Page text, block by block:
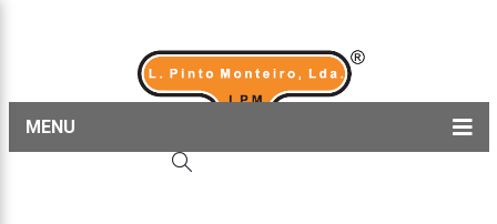
MENU